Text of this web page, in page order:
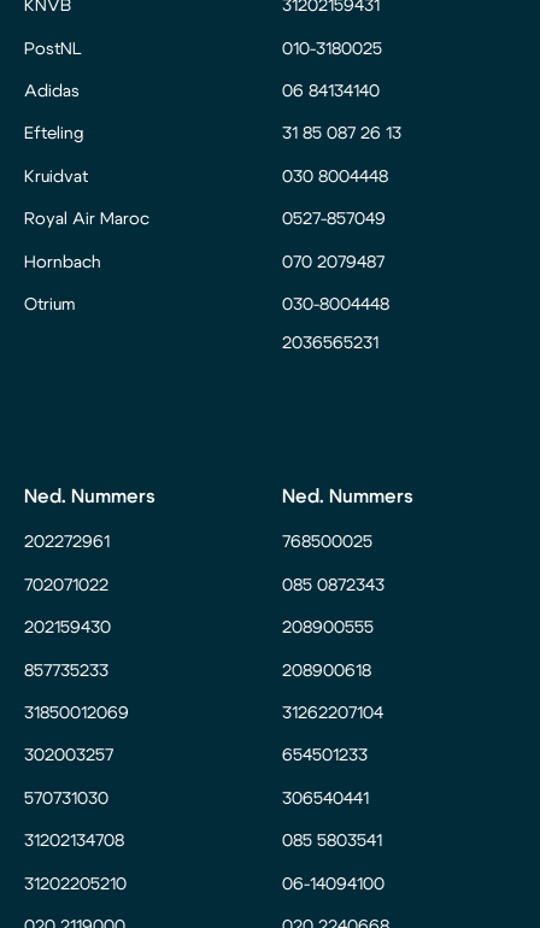
KNVB
PostNL
Adidas
Efteling
Kruidvat
Royal Air Maroc
Hornbach
Otrium
31202159431
010-3180025
06 84134140
31 85 087 26 13
030 8004448
0527-857049
070 2079487
030-8004448
2036565231
Ned. Nummers
202272961
702071022
202159430
857735233
31850012069
302003257
570731030
31202134708
31202205210
Ned. Nummers
768500025
085 0872343
208900555
208900618
31262207104
654501233
306540441
085 5803541
06-14094100